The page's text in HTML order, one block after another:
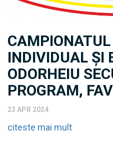
INDIVIDUAL ȘI
ODORHEIU
PROGRAM,
23 APR 2024
citeste mai mult